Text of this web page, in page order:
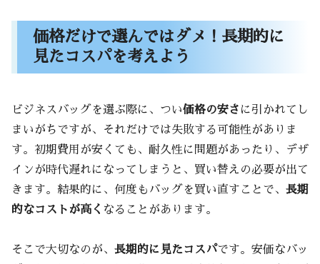
価格だけで選んではダメ！長期的に
見たコスパを考えよう
ビジネスバッグを選ぶ際に、つい価格の安さ に引かれてし
まいがちですが、それだけでは失敗する可能性がありま
す。初期費用が安くても、耐久性に問題があったり、デザ
インが時代遅れになってしまうと、買い替えの必要が出て
きます。結果的に、何度もバッグを買い直すことで、 長期
的なコストが高く なることがあります。
そこで大切なのが、 長期的に見たコスパです。安価なバッ